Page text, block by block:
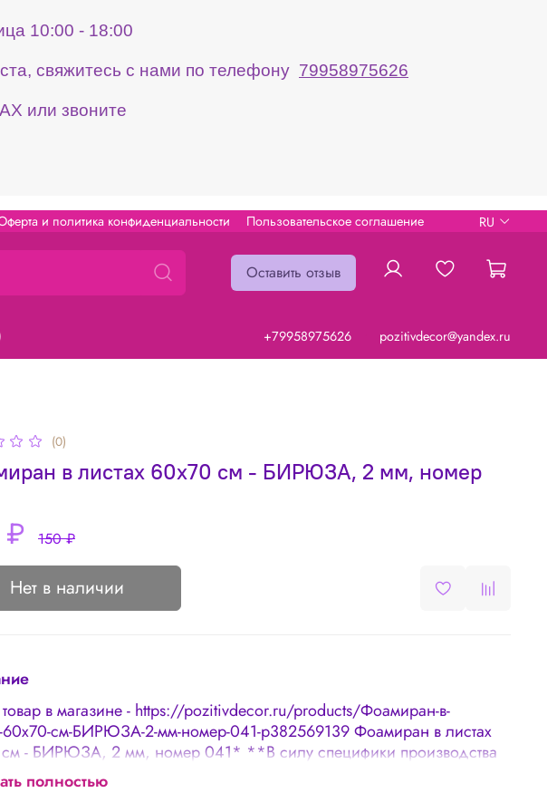
10:00 - 18:00
свяжитесь с нами по телефону 79958975626
или звоните
и политика конфиденциальности Пользовательское соглашение RU
Оставить отзыв
+79958975626 pozitivdecor@yandex.ru
(0)
в листах 60х70 см - БИРЮЗА, 2 мм, номер
₽ 150 ₽
Нет в наличии
товар в магазине - https://pozitivdecor.ru/products/Фоамиран-в-
60х70-см-БИРЮЗА-2-мм-номер-041-p382569139 Фоамиран в листах
- БИРЮЗА, 2 мм, номер 041* **В силу специфики производства
считается допустимым:* 🌸 Наличие неровных краев 🌸
в толщине 0,1-0,3 мм 🌸Оттенки в разных партиях могут
полностью